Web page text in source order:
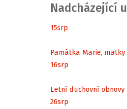
Nadcházející
15srp
Památka Marie, matky
16srp
Letní duchovní obnovy
26srp